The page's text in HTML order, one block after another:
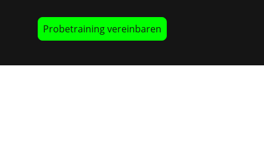
Probetraining vereinbaren